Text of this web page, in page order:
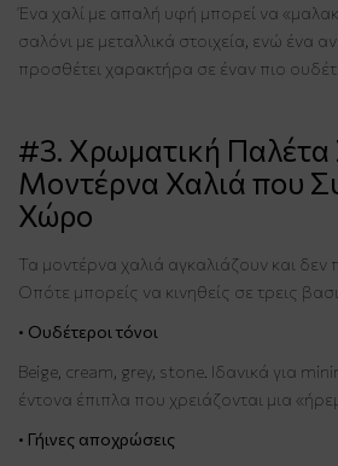
Ένα χαλί με απαλή υφή μπορεί να
σαλόνι με μεταλλικά στοιχεία, ενώ ένα
προσθέτει χαρακτήρα σε έναν πιο
#3. Χρωματική Παλέτα
Μοντέρνα Χαλιά που
Χώρο
Τα μοντέρνα χαλιά αγκαλιάζουν και δεν
Οπότε μπορείς να κινηθείς σε τρεις
• Ουδέτεροι τόνοι
Beige, cream, grey, stone. Ιδανικά για
έντονα έπιπλα που χρειάζονται μια
• Γήινες αποχρώσεις